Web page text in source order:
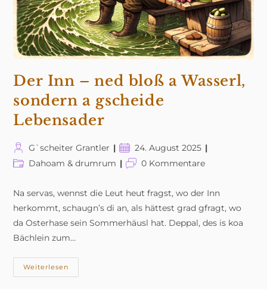
Der Inn – ned bloß a Wasserl,
sondern a gscheide
Lebensader
Beitrags-
Autor:
G`scheiter Grantler
Beitrag
veröffentlicht:
24. August 2025
Beitrags-
Dahoam & drumrum
Beitrags-
0 Kommentare
Na servas, wennst die Leut heut fragst, wo der Inn
herkommt, schaugn’s di an, als hättest grad gfragt, wo
da Osterhase sein Sommerhäusl hat. Deppal, des is koa
Bächlein zum…
Weiterlesen
Inn